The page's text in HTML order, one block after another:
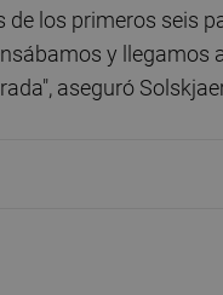
los primeros seis
y
aseguró